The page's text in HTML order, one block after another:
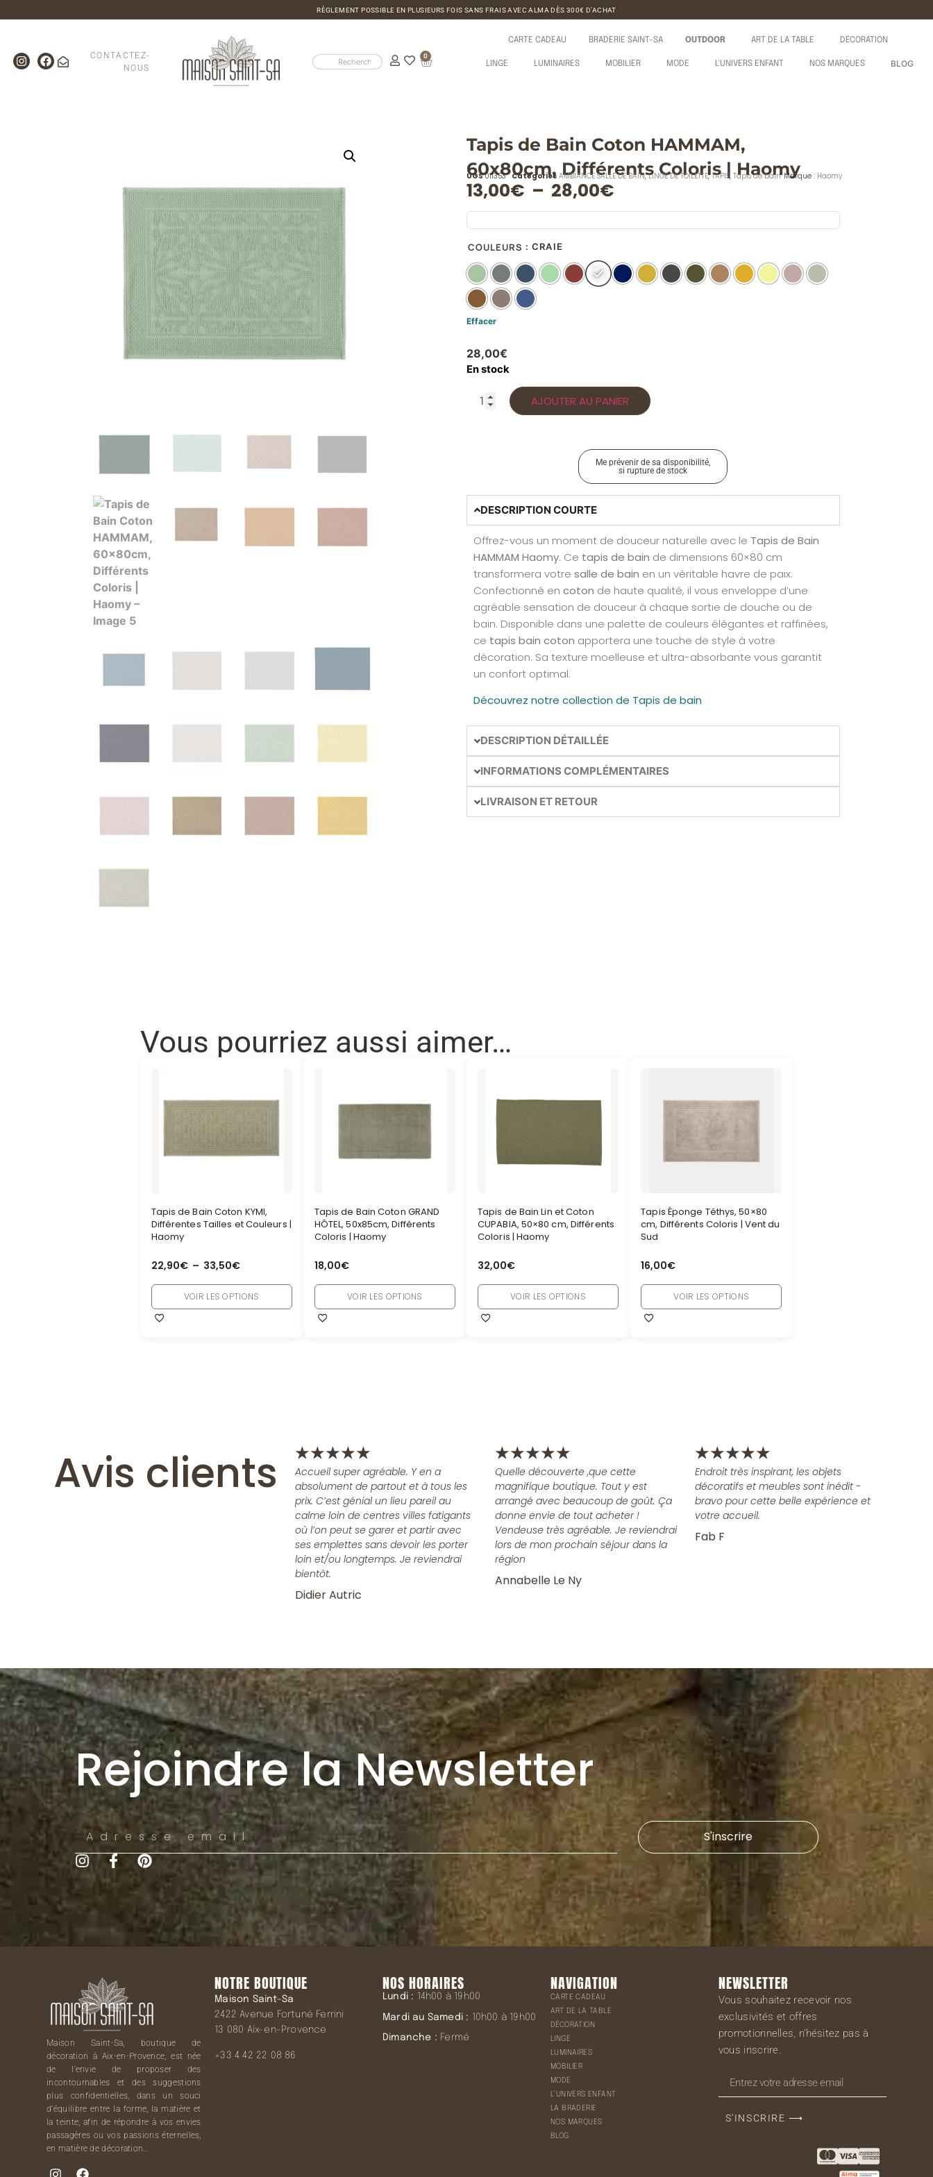
RÈGLEMENT POSSIBLE EN PLUSIEURS FOIS SANS FRAIS AVEC ALMA DÈS 300€ D’ACHAT
CONTACTEZ-
NOUS
0
CARTE CADEAU BRADERIE SAINT-SA OUTDOOR ART DE LA TABLE DÉCORATION
LINGE LUMINAIRES MOBILIER MODE L'UNIVERS ENFANT NOS MARQUES BLOG
Tapis de Bain Coton HAMMAM,
60x80cm, Différents Coloris | Haomy
UGS011353 Catégories AMBIANCE SALLE DE BAIN,LINGE DE TOILETTE,TAPIS, Tapis de bain Marque : Haomy
13,00€ – 28,00€
COULEURS : CRAIE
Effacer
28,00€
En stock
AJOUTER AU PANIER
Me prévenir de sa disponibilité,
si rupture de stock
DESCRIPTION COURTE
Offrez-vous un moment de douceur naturelle avec le Tapis de Bain
HAMMAM Haomy. Ce tapis de bain de dimensions 60×80 cm
transformera votre salle de bain en un véritable havre de paix.
Confectionné en coton de haute qualité, il vous enveloppe d’une
agréable sensation de douceur à chaque sortie de douche ou de
bain. Disponible dans une palette de couleurs élégantes et raffinées,
ce tapis bain coton apportera une touche de style à votre
décoration. Sa texture moelleuse et ultra-absorbante vous garantit
un confort optimal.
Découvrez notre collection de Tapis de bain
DESCRIPTION DÉTAILLÉE
INFORMATIONS COMPLÉMENTAIRES
LIVRAISON ET RETOUR
Vous pourriez aussi aimer…
Tapis de Bain Coton KYMI,
Différentes Tailles et Couleurs |
Haomy
22,90€ – 33,50€
VOIR LES OPTIONS
Tapis de Bain Coton GRAND
HÔTEL, 50x85cm, Différents
Coloris | Haomy
18,00€
VOIR LES OPTIONS
Tapis de Bain Lin et Coton
CUPABIA, 50×80 cm, Différents
Coloris | Haomy
32,00€
VOIR LES OPTIONS
Tapis Éponge Téthys, 50×80
cm, Différents Coloris | Vent du
Sud
16,00€
VOIR LES OPTIONS
Avis clients ★★★★★
Accueil super agréable. Y en a
absolument de partout et à tous les
prix. C’est génial un lieu pareil au
calme loin de centres villes fatigants
où l’on peut se garer et partir avec
ses emplettes sans devoir les porter
loin et/ou longtemps. Je reviendrai
bientôt.
Didier Autric
★★★★★
Quelle découverte ,que cette
magnifique boutique. Tout y est
arrangé avec beaucoup de goût. Ça
donne envie de tout acheter !
Vendeuse très agréable. Je reviendrai
lors de mon prochain séjour dans la
région
Annabelle Le Ny
★★★★★
Endroit très inspirant, les objets
décoratifs et meubles sont inédit -
bravo pour cette belle expérience et
votre accueil.
Fab F
Rejoindre la Newsletter
S'inscrire
Maison Saint-Sa, boutique de
décoration à Aix-en-Provence, est née
de l’envie de proposer des
incontournables et des suggestions
plus confidentielles, dans un souci
d’équilibre entre la forme, la matière et
la teinte, afin de répondre à vos envies
passagères ou vos passions éternelles,
en matière de décoration…
NOTRE BOUTIQUE
Maison Saint-Sa
2422 Avenue Fortuné Ferrini
13 080 Aix-en-Provence
+33 4 42 22 08 86
NOS HORAIRES
Lundi : 14h00 à 19h00
Mardi au Samedi : 10h00 à 19h00
Dimanche : Fermé
NAVIGATION
CARTE CADEAU
ART DE LA TABLE
DÉCORATION
LINGE
LUMINAIRES
MOBILIER
MODE
L’UNIVERS ENFANT
LA BRADERIE
NOS MARQUES
BLOG
NEWSLETTER
Vous souhaitez recevoir nos
exclusivités et offres
promotionnelles, n’hésitez pas à
vous inscrire.
S'INSCRIRE ⟶